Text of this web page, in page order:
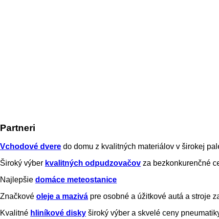
Partneri
Vchodové dvere do domu z kvalitných materiálov v širokej
Široký výber kvalitných odpudzovačov za bezkonkurenčné
Najlepšie domáce meteostanice
Značkové oleje a mazivá pre osobné a úžitkové autá a stroje
Kvalitné hliníkové disky široký výber a skvelé ceny